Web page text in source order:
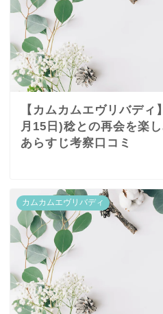
【カムカムエヴリバデ
月15日)稔との再会を楽
あらすじ考察口コミ
カムカムエヴリバディ